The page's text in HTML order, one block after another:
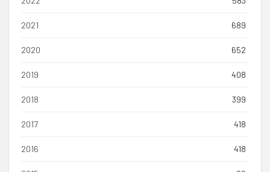
2021 689
2020 652
2019 408
2018 399
2017 418
2016 418